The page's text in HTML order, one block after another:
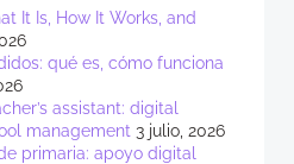
It Is, How It Works, and
qué es, cómo funciona
assistant: digital
management 3 julio, 2026
primaria: apoyo digital